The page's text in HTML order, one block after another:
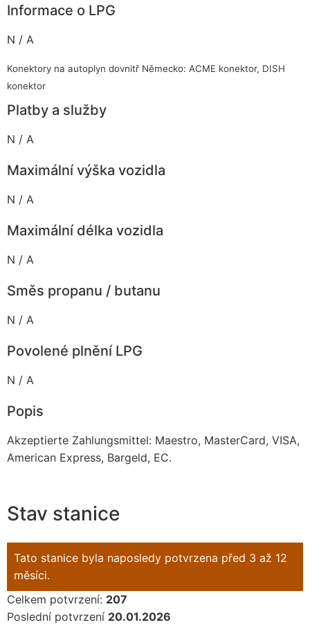
Informace o LPG
N / A
Konektory na autoplyn dovnitř Německo: ACME konektor, DISH
konektor
Platby a služby
N / A
Maximální výška vozidla
N / A
Maximální délka vozidla
N / A
Směs propanu / butanu
N / A
Povolené plnění LPG
N / A
Popis
Akzeptierte Zahlungsmittel: Maestro, MasterCard, VISA,
American Express, Bargeld, EC.
Stav stanice
Tato stanice byla naposledy potvrzena před 3 až 12
měsíci.
Celkem potvrzení: 207
Poslední potvrzení 20.01.2026